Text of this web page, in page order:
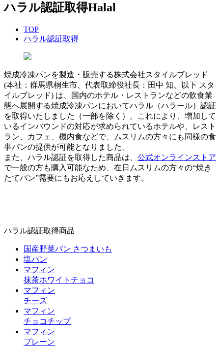
ハラル認証取得Halal
TOP
ハラル認証取得
焼成冷凍パンを製造・販売する株式会社スタイルブレッド
(本社：群馬県桐生市、代表取締役社長：田中 知、以下 スタ
イルブレッド) は、国内のホテル・レストランなどの飲食業
態へ展開する焼成冷凍パンにおいてハラル（ハラール）認証
を取得いたしました（一部を除く）。これにより、増加して
いるインバウンドの対応が求められているホテルや、レスト
ラン、カフェ、機内食などで、ムスリムの方々にも同様の食
事パンの提供が可能となりました。
また、ハラル認証を取得した商品は、 公式オンラインストア
で一般の方も購入可能なため、在日ムスリムの方々の“焼き
たてパン”需要にもお応えしていきます。
ハラル認証取得商品
国産野菜パン さつまいも
塩パン
マフィン
抹茶ホワイトチョコ
マフィン
チーズ
マフィン
チョコチップ
マフィン
プレーン